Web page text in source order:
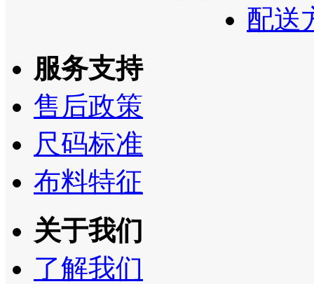
配送
服务支持
售后政策
尺码标准
布料特征
关于我们
了解我们